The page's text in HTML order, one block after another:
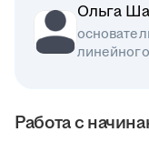
Ольга
Работа с